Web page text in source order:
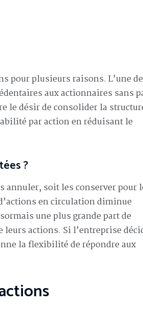
pour plusieurs raisons. L’une
aux actionnaires sans
le désir de consolider la
par action en réduisant le
?
annuler, soit les conserver pour
en circulation diminue
une plus grande part de
actions. Si l’entreprise
la flexibilité de répondre aux